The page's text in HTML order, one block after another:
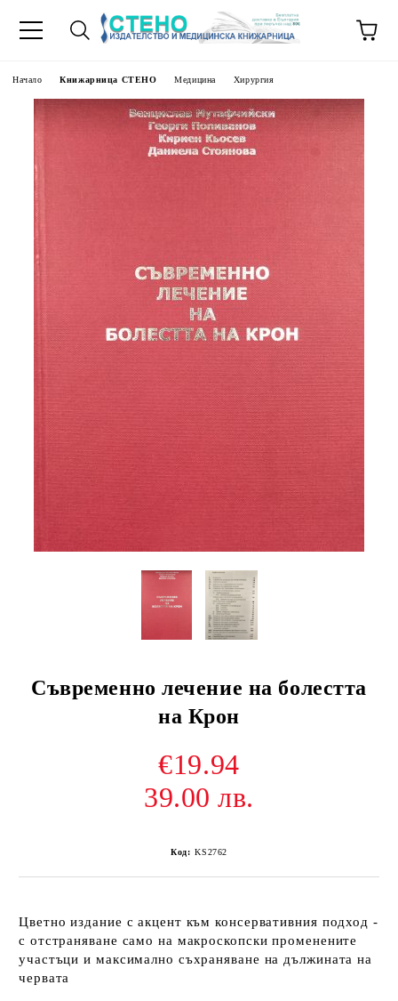
Начало Книжарница СТЕНО Медицина Хирургия
Съвременно лечение на болестта
на Крон
€19.94
39.00 лв.
Код: KS2762
Цветно издание с акцент към консервативния подход -
с отстраняване само на макроскопски променените
участъци и максимално съхраняване на дължината на
червата